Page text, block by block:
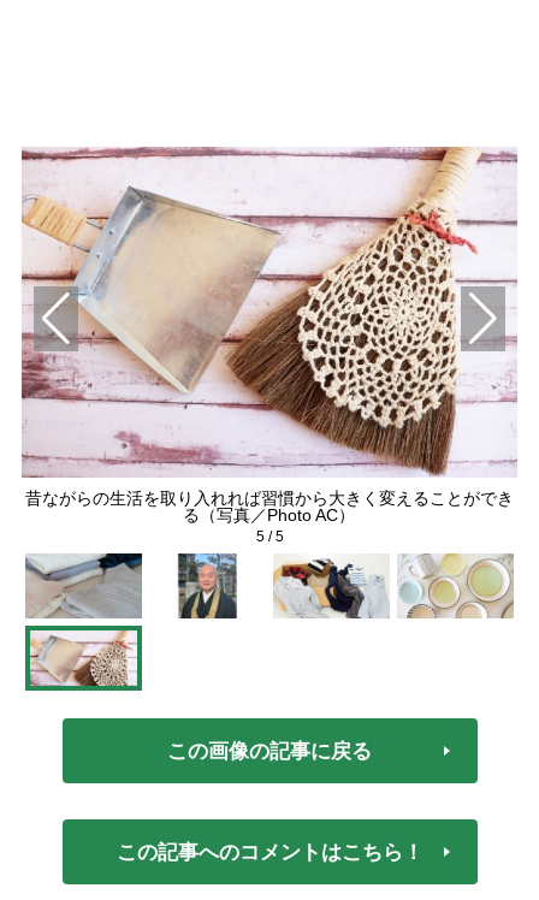
昔ながらの生活を取り入れれば習慣から大きく変えることができ
る（写真／Photo AC）
5/5
この画像の記事に戻る
この記事へのコメントはこちら！